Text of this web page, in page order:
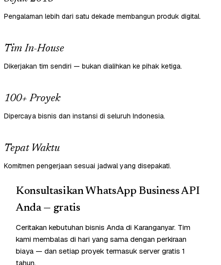
Pengalaman lebih dari satu dekade membangun produk digital.
Tim In-House
Dikerjakan tim sendiri — bukan dialihkan ke pihak ketiga.
100+ Proyek
Dipercaya bisnis dan instansi di seluruh Indonesia.
Tepat Waktu
Komitmen pengerjaan sesuai jadwal yang disepakati.
Konsultasikan WhatsApp Business API
Anda — gratis
Ceritakan kebutuhan bisnis Anda di Karanganyar. Tim
kami membalas di hari yang sama dengan perkiraan
biaya — dan setiap proyek termasuk server gratis 1
tahun.